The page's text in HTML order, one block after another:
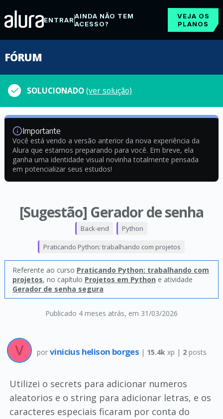
ENTRARAINDA NÃO TEM
ACESSO?
VEJA OS
PLANOS
FÓRUM
SOLUCIONADO(ver solução)
Importante
Você está vendo a versão anterior da nova experiência da
Alura que estamos preparando para você. Em breve, ela
ganha uma identidade visual novinha totalmente pensada
em potencializar seus estudos!
[Sugestão] Gerador de senha
Publicado 4 meses atrás, em 31/03/2026
Back-end Python
Praticando Python: trabalhando com projetos
Referente ao curso Praticando Python: trabalhando com
projetos, no capítulo Projetos em Python e atividade
Gerador de senha segura
por vinicius helison borges | 15.4k xp | 2posts
Utilizei o secrets para adicionar numeros
aleatorios e o string para adicionar letras, e os
caracteres especiais ficaram por conta do